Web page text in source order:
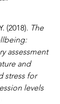
(2018). The
assessment
and
stress for
levels